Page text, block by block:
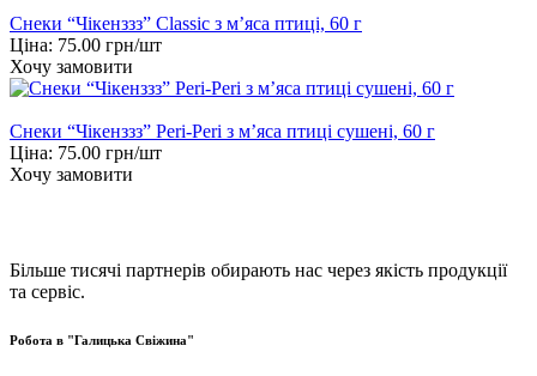
Снеки “Чікенззз” Classic з м’яса птиці, 60 г
Ціна: 75.00 грн/шт
Хочу замовити
Снеки “Чікенззз” Peri-Peri з м’яса птиці сушені, 60 г
Ціна: 75.00 грн/шт
Хочу замовити
Більше тисячі партнерів обирають нас через якість продукції
та сервіс.
Робота в "Галицька Свіжина"